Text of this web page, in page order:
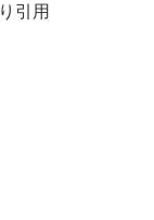
引用